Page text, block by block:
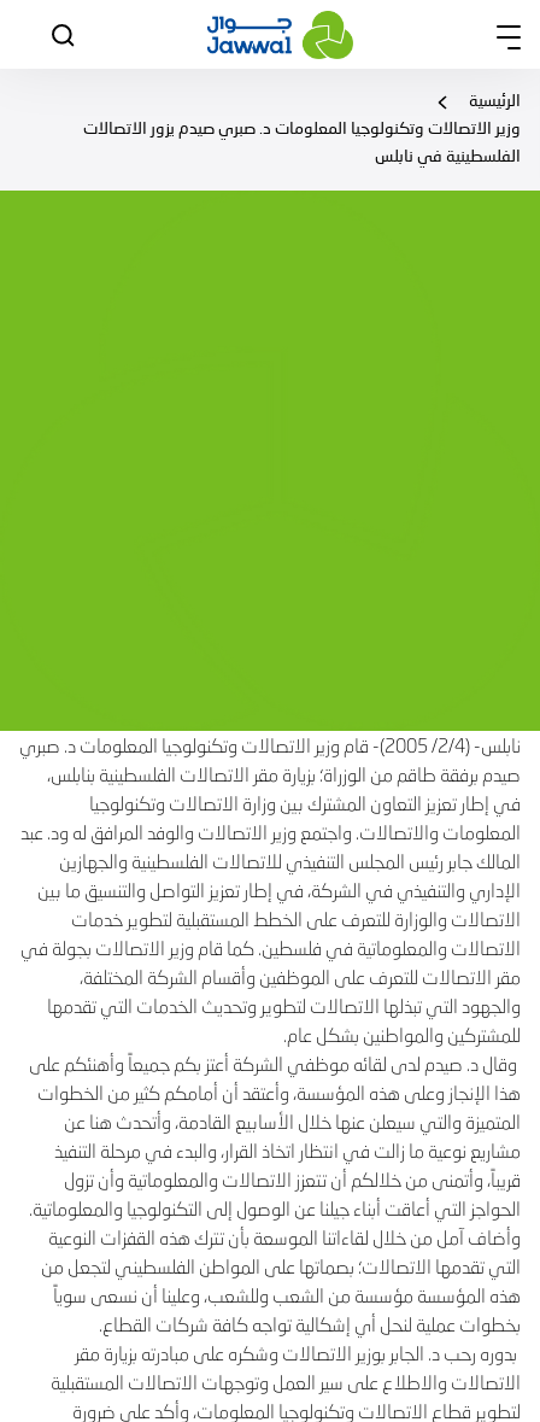
الرئيسية
وزير الاتصالات وتكنولوجيا المعلومات د. صبري صيدم يزور الاتصالات
الفلسطينية في نابلس
نابلس- (2/4/ 2005)- قام وزير الاتصالات وتكنولوجيا المعلومات د. صبري
صيدم برفقة طاقم من الوزراة؛ بزيارة مقر الاتصالات الفلسطينية بنابلس،
في إطار تعزيز التعاون المشترك بين وزارة الاتصالات وتكنولوجيا
المعلومات والاتصالات. واجتمع وزير الاتصالات والوفد المرافق له ود. عبد
المالك جابر رئيس المجلس التنفيذي للاتصالات الفلسطينية والجهازين
الإداري والتنفيذي في الشركة، في إطار تعزيز التواصل والتنسيق ما بين
الاتصالات والوزارة للتعرف على الخطط المستقبلية لتطوير خدمات
الاتصالات والمعلوماتية في فلسطين. كما قام وزير الاتصالات بجولة في
مقر الاتصالات للتعرف على الموظفين وأقسام الشركة المختلفة،
والجهود التي تبذلها الاتصالات لتطوير وتحديث الخدمات التي تقدمها
للمشتركين والمواطنين بشكل عام.
وقال د. صيدم لدى لقائه موظفي الشركة أعتز بكم جميعاً وأهنئكم على
هذا الإنجاز وعلى هذه المؤسسة، وأعتقد أن أمامكم كثير من الخطوات
المتميزة والتي سيعلن عنها خلال الأسابيع القادمة، وأتحدث هنا عن
مشاريع نوعية ما زالت في انتظار اتخاذ القرار، والبدء في مرحلة التنفيذ
قريباً، وأتمنى من خلالكم أن تتعزز الاتصالات والمعلوماتية وأن تزول
الحواجز التي أعاقت أبناء جيلنا عن الوصول إلى التكنولوجيا والمعلوماتية.
وأضاف آمل من خلال لقاءاتنا الموسعة بأن تترك هذه القفزات النوعية
التي تقدمها الاتصالات؛ بصماتها على المواطن الفلسطيني لتجعل من
هذه المؤسسة مؤسسة من الشعب وللشعب، وعلينا أن نسعى سوياً
بخطوات عملية لنحل أي إشكالية تواجه كافة شركات القطاع.
بدوره رحب د. الجابر بوزير الاتصالات وشكره على مبادرته بزيارة مقر
الاتصالات والاطلاع على سير العمل وتوجهات الاتصالات المستقبلية
لتطوير قطاع الاتصالات وتكنولوجيا المعلومات، وأكد على ضرورة